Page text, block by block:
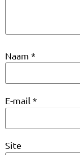
Naam *
E-mail *
Site